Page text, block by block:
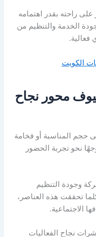
على راحته بقدر اهتمامه
الخدمة والتنظيم من
فعالية.
الكويت
محور نجاح
حجم المناسبة أو فخامة
نحو تجربة الحضور
وجودة التنظيم
تحققت هذه العناصر،
الاجتماعية.
نجاح الفعاليات